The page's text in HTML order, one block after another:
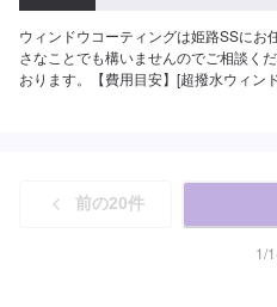
ウィンドウコーティングは姫路SSにお
さなことでも構いませんのでご相談く
おります。【費用目安】[超撥水ウィン
前の20件
1/1